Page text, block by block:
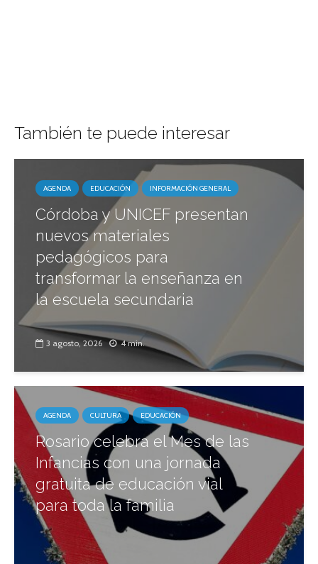
También te puede interesar
AGENDA EDUCACIÓN INFORMACIÓN GENERAL
Córdoba y UNICEF presentan
nuevos materiales
pedagógicos para
transformar la enseñanza en
la escuela secundaria
3 agosto, 2026 4 min.
AGENDA CULTURA EDUCACIÓN
Rosario celebra el Mes de las
Infancias con una jornada
gratuita de educación vial
para toda la familia